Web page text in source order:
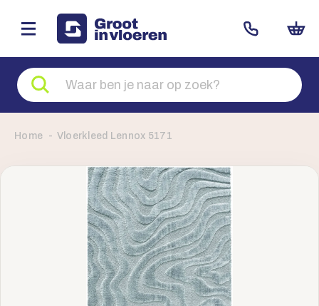
Zoeken
naar
producten
Home Vloerkleed Lennox 5171